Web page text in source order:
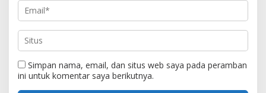
Simpan nama, email, dan situs web saya pada peramban
ini untuk komentar saya berikutnya.